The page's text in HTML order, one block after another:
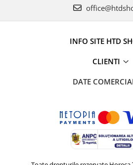
INFO SITE HTD
CLIENTI
DATE